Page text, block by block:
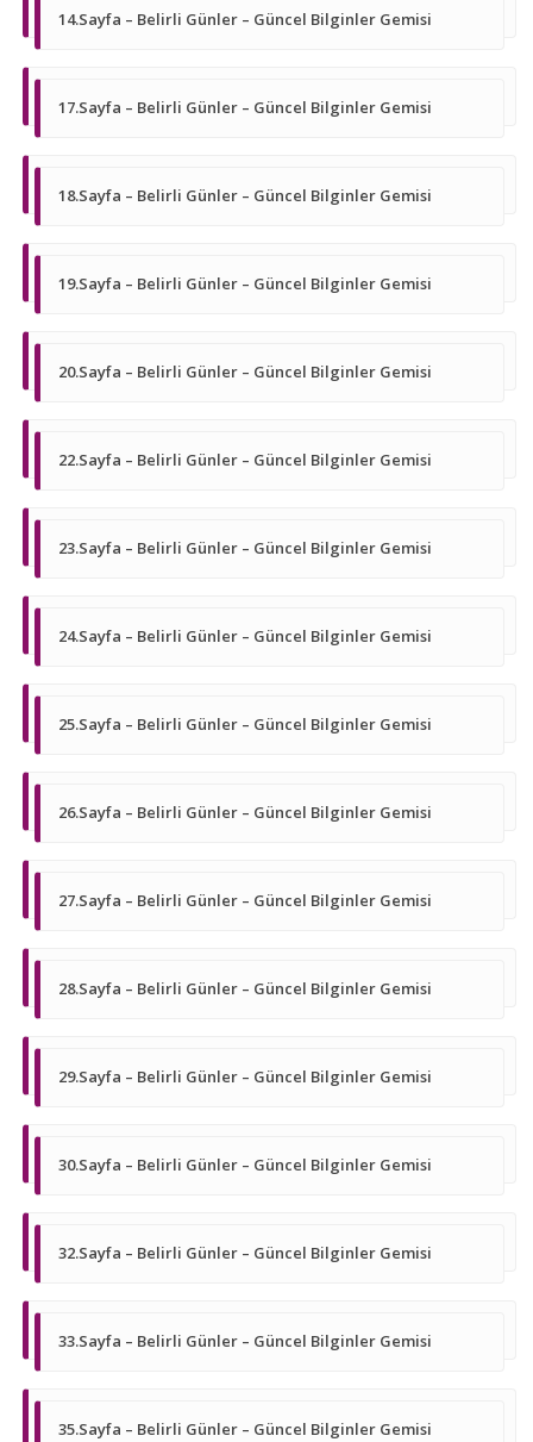
14.Sayfa – Belirli Günler – Güncel Bilginler Gemisi
17.Sayfa – Belirli Günler – Güncel Bilginler Gemisi
18.Sayfa – Belirli Günler – Güncel Bilginler Gemisi
19.Sayfa – Belirli Günler – Güncel Bilginler Gemisi
20.Sayfa – Belirli Günler – Güncel Bilginler Gemisi
22.Sayfa – Belirli Günler – Güncel Bilginler Gemisi
23.Sayfa – Belirli Günler – Güncel Bilginler Gemisi
24.Sayfa – Belirli Günler – Güncel Bilginler Gemisi
25.Sayfa – Belirli Günler – Güncel Bilginler Gemisi
26.Sayfa – Belirli Günler – Güncel Bilginler Gemisi
27.Sayfa – Belirli Günler – Güncel Bilginler Gemisi
28.Sayfa – Belirli Günler – Güncel Bilginler Gemisi
29.Sayfa – Belirli Günler – Güncel Bilginler Gemisi
30.Sayfa – Belirli Günler – Güncel Bilginler Gemisi
32.Sayfa – Belirli Günler – Güncel Bilginler Gemisi
33.Sayfa – Belirli Günler – Güncel Bilginler Gemisi
35.Sayfa – Belirli Günler – Güncel Bilginler Gemisi